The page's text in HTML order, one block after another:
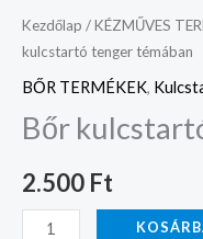
Kezdőlap /KÉZMŰVES
kulcstartó tenger témában
BŐR TERMÉKEK,
Bőr
2.500 Ft